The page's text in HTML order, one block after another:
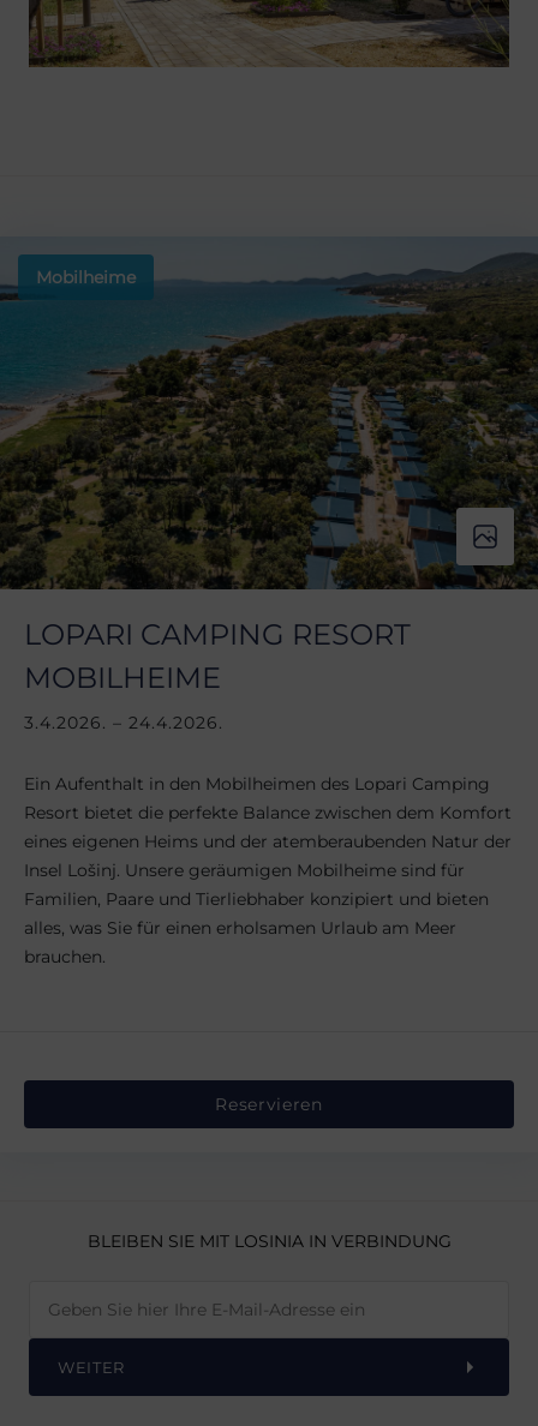
Mobilheime
LOPARI CAMPING RESORT
MOBILHEIME
3.4.2026. – 24.4.2026.
Ein Aufenthalt in den Mobilheimen des Lopari Camping
Resort bietet die perfekte Balance zwischen dem Komfort
eines eigenen Heims und der atemberaubenden Natur der
Insel Lošinj. Unsere geräumigen Mobilheime sind für
Familien, Paare und Tierliebhaber konzipiert und bieten
alles, was Sie für einen erholsamen Urlaub am Meer
brauchen.
Reservieren
BLEIBEN SIE MIT LOSINIA IN VERBINDUNG
WEITER